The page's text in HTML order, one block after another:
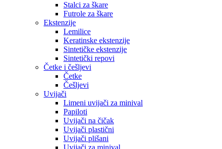
Stalci za škare
Futrole za škare
Ekstenzije
Lemilice
Keratinske ekstenzije
Sintetičke ekstenzije
Sintetički repovi
Četke i češljevi
Četke
Češljevi
Uvijači
Limeni uvijači za minival
Papiloti
Uvijači na čičak
Uvijači plastični
Uvijači plišani
Uvijači za minival